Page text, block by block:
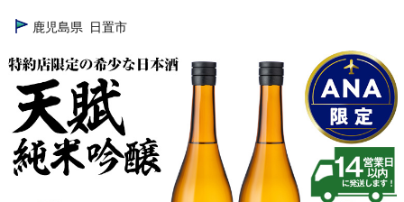
TOP
【ANA限定】美酒
TOP 酒 【ANA限定】美酒コンクール 2025 金賞受
鹿児島県 日置市